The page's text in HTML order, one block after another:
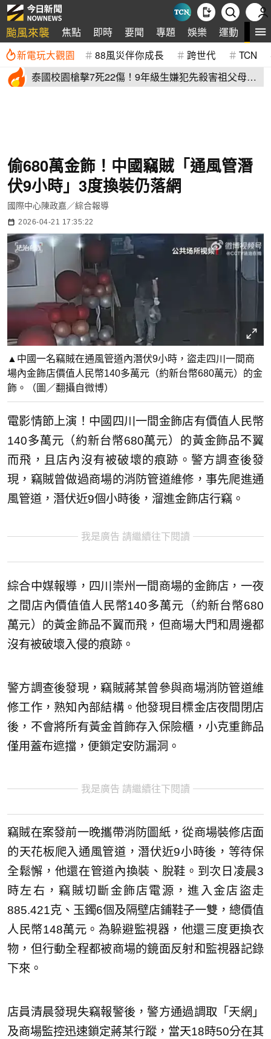
颱風來襲 焦點 即時 要聞 專題 娛樂 運動 全
新電玩大觀園 88風災伴你成長 跨世代 TCN
泰國校園槍擊7死22傷！9年級生嫌犯先殺害祖父母再
偷680萬金飾！中國竊賊「通風管潛
伏9小時」3度換裝仍落網
國際中心陳政嘉／綜合報導
2026-04-21 17:35:22
▲中國一名竊賊在通風管道內潛伏9小時，盜走四川一間商
場內金飾店價值人民幣140多萬元（約新台幣680萬元）的金
飾。（圖／翻攝自微博）
電影情節上演！中國四川一間金飾店有價值人民幣
140多萬元（約新台幣680萬元）的黃金飾品不翼
而飛，且店內沒有被破壞的痕跡。警方調查後發
現，竊賊曾做過商場的消防管道維修，事先爬進通
風管道，潛伏近9個小時後，溜進金飾店行竊。
我是廣告 請繼續往下閱讀
綜合中媒報導，四川崇州一間商場的金飾店，一夜
之間店內價值值人民幣140多萬元（約新台幣680
萬元）的黃金飾品不翼而飛，但商場大門和周邊都
沒有被破壞入侵的痕跡。
警方調查後發現，竊賊蔣某曾參與商場消防管道維
修工作，熟知內部結構。他發現目標金店夜間閉店
後，不會將所有黃金首飾存入保險櫃，小克重飾品
僅用蓋布遮擋，便鎖定安防漏洞。
我是廣告 請繼續往下閱讀
竊賊在案發前一晚攜帶消防圖紙，從商場裝修店面
的天花板爬入通風管道，潛伏近9小時後，等待保
全鬆懈，他還在管道內換裝、脫鞋。到次日凌晨3
時左右，竊賊切斷金飾店電源，進入金店盜走
885.421克、玉鐲6個及隔壁店鋪鞋子一雙，總價值
人民幣148萬元。為躲避監視器，他還三度更換衣
物，但行動全程都被商場的鏡面反射和監視器記錄
下來。
店員清晨發現失竊報警後，警方通過調取「天網」
及商場監控迅速鎖定蔣某行蹤，當天18時50分在其